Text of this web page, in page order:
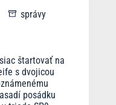
správy
štartovať na
s dvojicou
posádku